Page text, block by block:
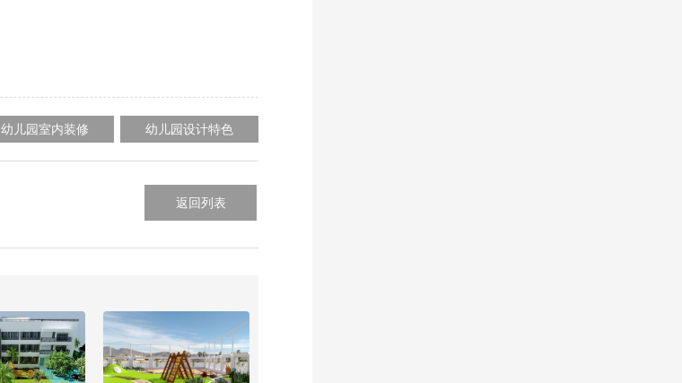
幼儿园室内装修 幼儿园设计特色
返回列表